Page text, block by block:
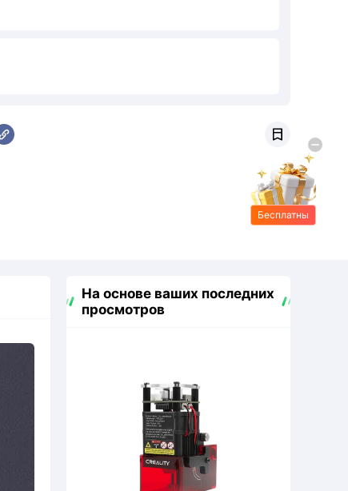

На основе ваших последних
просмотров
Бесплатны